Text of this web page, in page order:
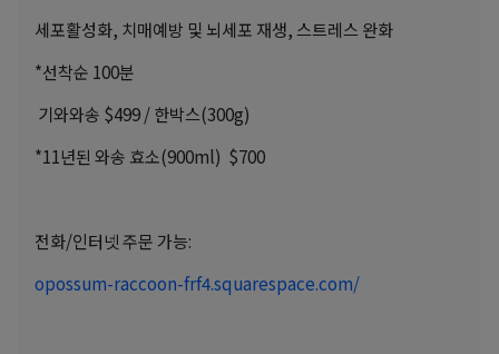
세포활성화, 치매예방 및 뇌세포 재생, 스트레스 완화
*선착순 100분
기와와송 $499 / 한박스(300g)
*11년된 와송 효소(900ml) $700
전화/인터넷 주문 가능:
opossum-raccoon-frf4.squarespace.com/